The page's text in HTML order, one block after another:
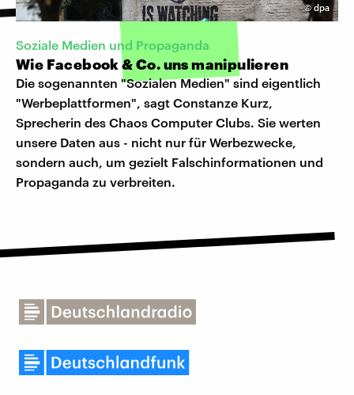
©dpa
Soziale Medien und Propaganda
Wie Facebook & Co. uns manipulieren
Die sogenannten "Sozialen Medien" sind eigentlich
"Werbeplattformen", sagt Constanze Kurz,
Sprecherin des Chaos Computer Clubs. Sie werten
unsere Daten aus - nicht nur für Werbezwecke,
sondern auch, um gezielt Falschinformationen und
Propaganda zu verbreiten.